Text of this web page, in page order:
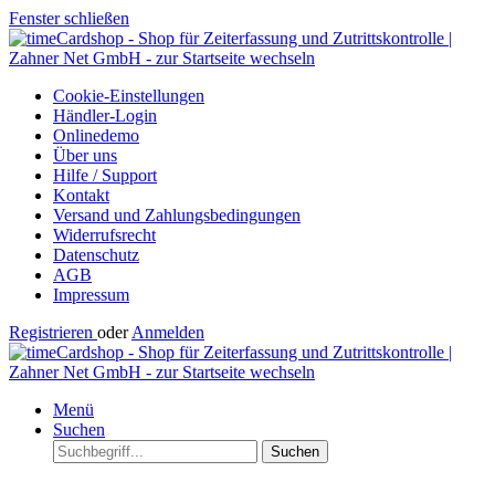
Fenster schließen
Cookie-Einstellungen
Händler-Login
Onlinedemo
Über uns
Hilfe / Support
Kontakt
Versand und Zahlungsbedingungen
Widerrufsrecht
Datenschutz
AGB
Impressum
Registrieren oder Anmelden
Menü
Suchen
Suchen